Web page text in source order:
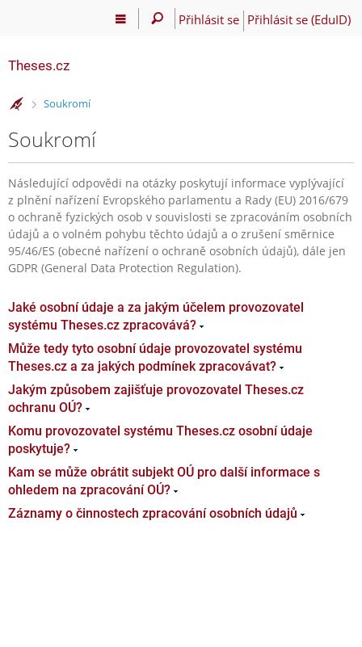
Přihlásit se Přihlásit se (EduID)
Theses.cz
>
Soukromí
Soukromí
Následující odpovědi na otázky poskytují informace vyplývající
z plnění nařízení Evropského parlamentu a Rady (EU) 2016/679
o ochraně fyzických osob v souvislosti se zpracováním osobních
údajů a o volném pohybu těchto údajů a o zrušení směrnice
95/46/ES (obecné nařízení o ochraně osobních údajů), dále jen
GDPR (General Data Protection Regulation).
Jaké osobní údaje a za jakým účelem provozovatel
systému Theses.cz zpracovává?
Může tedy tyto osobní údaje provozovatel systému
Theses.cz a za jakých podmínek zpracovávat?
Jakým způsobem zajišťuje provozovatel Theses.cz
ochranu OÚ?
Komu provozovatel systému Theses.cz osobní údaje
poskytuje?
Kam se může obrátit subjekt OÚ pro další informace s
ohledem na zpracování OÚ?
Záznamy o činnostech zpracování osobních údajů